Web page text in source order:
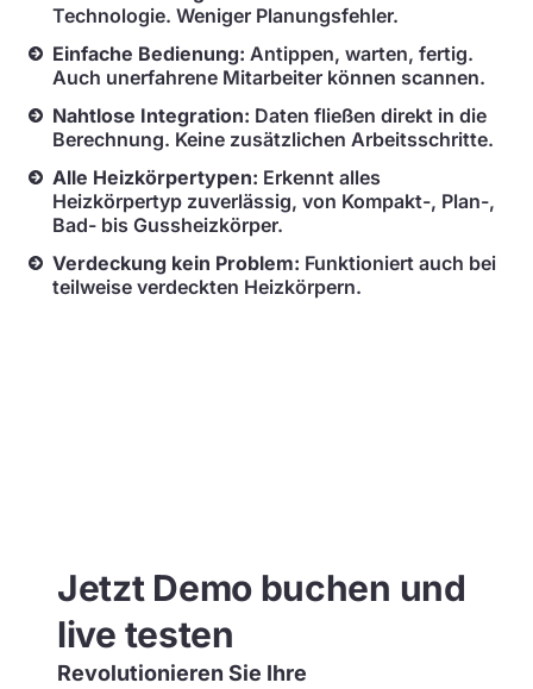
Technologie. Weniger Planungsfehler.
Einfache Bedienung: Antippen, warten, fertig.
Auch unerfahrene Mitarbeiter können scannen.
Nahtlose Integration: Daten fließen direkt in die
Berechnung. Keine zusätzlichen Arbeitsschritte.
Alle Heizkörpertypen: Erkennt alles
Heizkörpertyp zuverlässig, von Kompakt-, Plan-,
Bad- bis Gussheizkörper.
Verdeckung kein Problem: Funktioniert auch bei
teilweise verdeckten Heizkörpern.
Jetzt Demo buchen und
live testen
Revolutionieren Sie Ihre